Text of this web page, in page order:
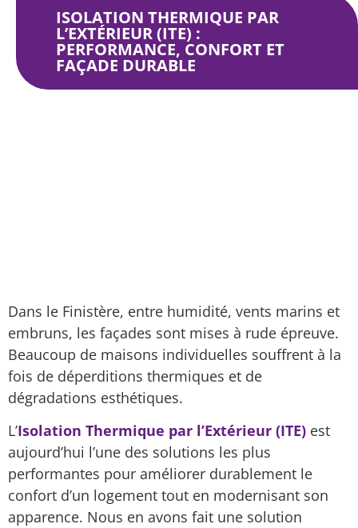
ISOLATION THERMIQUE PAR
L’EXTÉRIEUR (ITE) :
PERFORMANCE, CONFORT ET
FAÇADE DURABLE
Dans le Finistère, entre humidité, vents marins et
embruns, les façades sont mises à rude épreuve.
Beaucoup de maisons individuelles souffrent à la
fois de déperditions thermiques et de
dégradations esthétiques.
L’Isolation Thermique par l’Extérieur (ITE) est
aujourd’hui l’une des solutions les plus
performantes pour améliorer durablement le
confort d’un logement tout en modernisant son
apparence. Nous en avons fait une solution